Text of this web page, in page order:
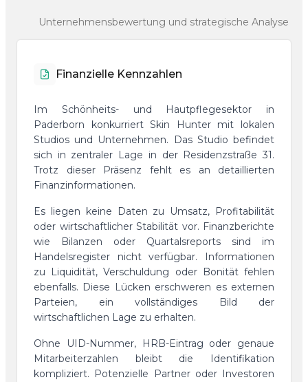
Unternehmensbewertung und strategische Analyse
Finanzielle Kennzahlen
Im Schönheits- und Hautpflegesektor in
Paderborn konkurriert Skin Hunter mit lokalen
Studios und Unternehmen. Das Studio befindet
sich in zentraler Lage in der Residenzstraße 31.
Trotz dieser Präsenz fehlt es an detaillierten
Finanzinformationen.
Es liegen keine Daten zu Umsatz, Profitabilität
oder wirtschaftlicher Stabilität vor. Finanzberichte
wie Bilanzen oder Quartalsreports sind im
Handelsregister nicht verfügbar. Informationen
zu Liquidität, Verschuldung oder Bonität fehlen
ebenfalls. Diese Lücken erschweren es externen
Parteien, ein vollständiges Bild der
wirtschaftlichen Lage zu erhalten.
Ohne UID-Nummer, HRB-Eintrag oder genaue
Mitarbeiterzahlen bleibt die Identifikation
kompliziert. Potenzielle Partner oder Investoren